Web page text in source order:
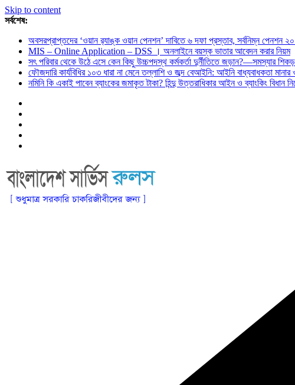
Skip to content
সর্বশেষ:
অবসরপ্রাপ্তদের ‘ওয়ান র‌্যাঙ্ক ওয়ান পেনশন’ দাবিতে ৬ দফা প্রস্তাব, সর্বনিম্ন পেনশন ২০
MIS – Online Application – DSS । অনলাইনে বয়স্ক ভাতার আবেদন করার নিয়ম
সৎ পরিবার থেকে উঠে এসে কেন কিছু উচ্চপদস্থ কর্মকর্তা দুর্নীতিতে জড়ান?—সমস্যার
ফৌজদারি কার্যবিধির ১০৩ ধারা না মেনে তল্লাশি ও জব্দ বেআইনি: আইনি বাধ্যবাধকতা
নমিনি কি একাই পাবেন ব্যাংকের জমাকৃত টাকা? হিন্দু উত্তরাধিকার আইন ও ব্যাংকিং বিধান